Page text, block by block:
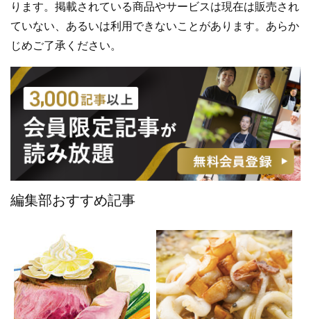
ります。掲載されている商品やサービスは現在は販売され
ていない、あるいは利用できないことがあります。あらか
じめご了承ください。
編集部おすすめ記事